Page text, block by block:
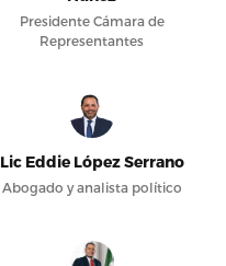
Presidente Cámara de
Representantes
Lic Eddie López Serrano
Abogado y analista político